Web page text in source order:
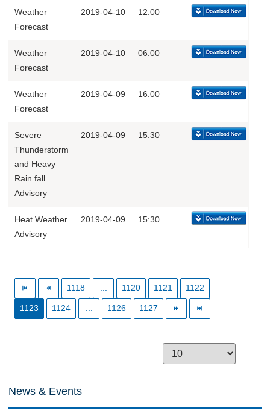
Weather
Forecast
2019-04-10 12:00
Weather
Forecast
2019-04-10 06:00
Weather
Forecast
2019-04-09 16:00
Severe
Thunderstorm
and Heavy
Rain fall
Advisory
2019-04-09 15:30
Heat Weather
Advisory
2019-04-09 15:30
1118 ... 1120 1121 1122
1123 1124 ... 1126 1127
News & Events